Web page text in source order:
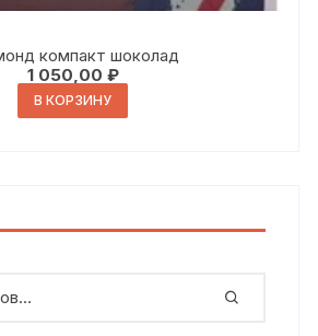
компакт шоколад
1 050,00 ₽
В КОРЗИНУ